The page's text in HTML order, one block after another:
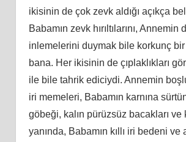
ikisinin de çok zevk aldığı açıkça
Babamın zevk hırıltılarını, Annemin
inlemelerini duymak bile korkunç
bana. Her ikisinin de çıplaklıkları
ile bile tahrik ediciydi. Annemin
iri memeleri, Babamın karnına
göbeği, kalın pürüzsüz bacakları ve
yanında, Babamın kıllı iri bedeni ve